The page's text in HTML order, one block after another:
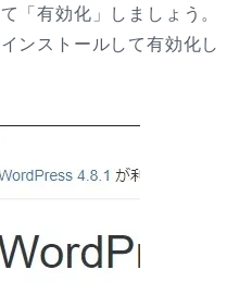
「有効化」しましょう。
ンストールして有効化し